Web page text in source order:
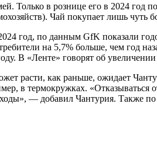
Только в рознице его в 2024 год
Чай покупает лишь чуть
год, по данным GfK показали
на 5,7% больше, чем год
В «Ленте» говорят об
расти, как раньше, ожидает
в термокружках.
— добавил Чантурия. Также